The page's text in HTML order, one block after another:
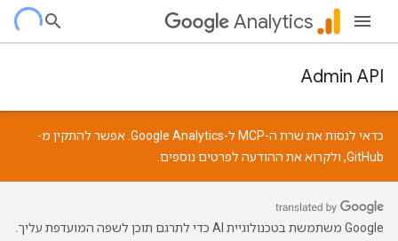
Analytics
Admin API
כדאי לנסות את שרת ה-MCP ל-Google Analytics. אפשר להתקין מ-
GitHub, ולקרוא את ההודעה לפרטים נוספים.
‫Google משתמשת בטכנולוגיית AI כדי לתרגם תוכן לשפה המועדפת עליך.